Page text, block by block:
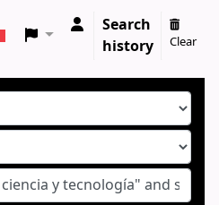
Search
history
Clear